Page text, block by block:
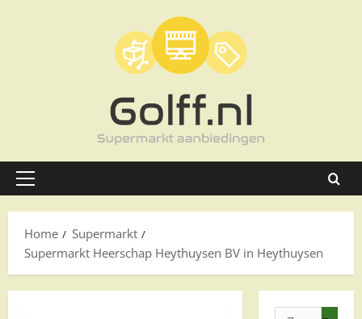
Primair
Home
Supermarkt
Supermarkt Heerschap Heythuysen BV in Heythuysen